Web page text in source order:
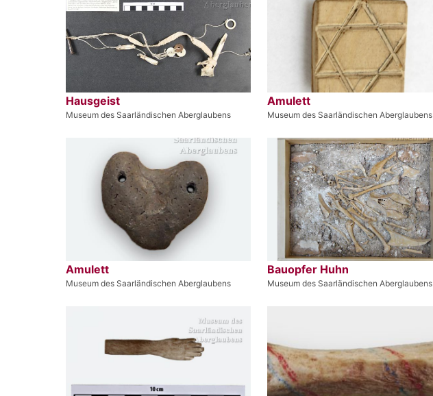
Hausgeist
Museum des Saarländischen Aberglaubens
Amulett
Museum des Saarländischen Aberglaubens
Amulett
Museum des Saarländischen Aberglaubens
Bauopfer Huhn
Museum des Saarländischen Aberglaubens